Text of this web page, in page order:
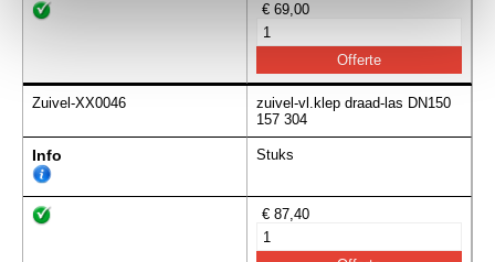
€ 69,00
Zuivel-XX0046
zuivel-vl.klep draad-las DN150
157 304
Info Stuks
€ 87,40